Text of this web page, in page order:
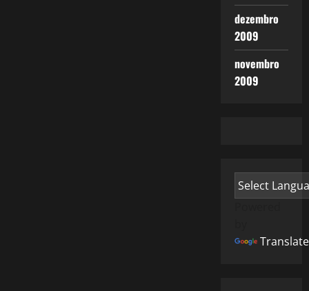
dezembro
2009
novembro
2009
Translate